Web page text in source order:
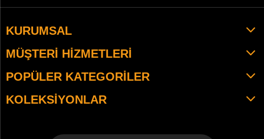
KURUMSAL
MÜŞTERI HIZMETLERI
POPÜLER KATEGORILER
KOLEKSIYONLAR